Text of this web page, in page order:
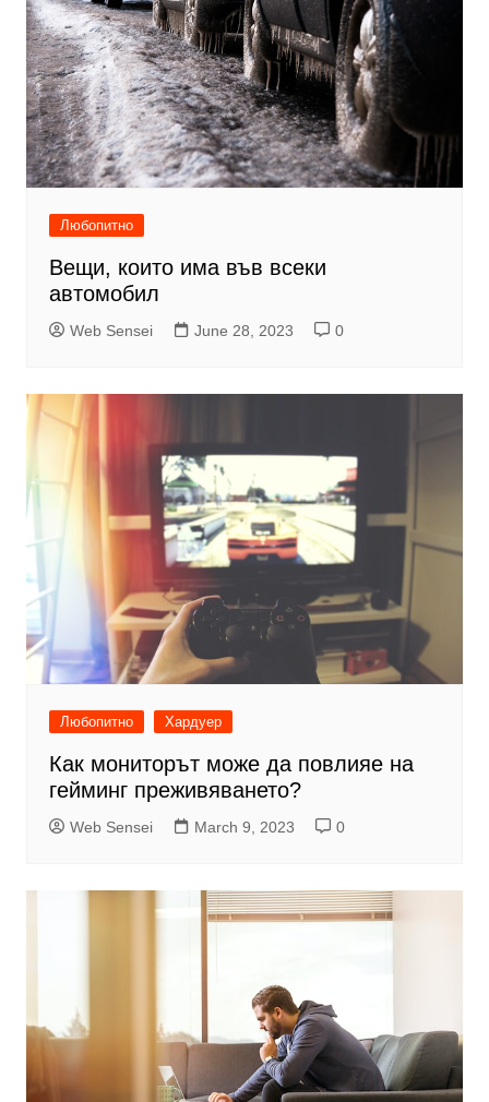
Любопитно
Вещи, които има във всеки
автомобил
Web Sensei June 28, 2023 0
Любопитно Хардуер
Как мониторът може да повлияе на
гейминг преживяването?
Web Sensei March 9, 2023 0